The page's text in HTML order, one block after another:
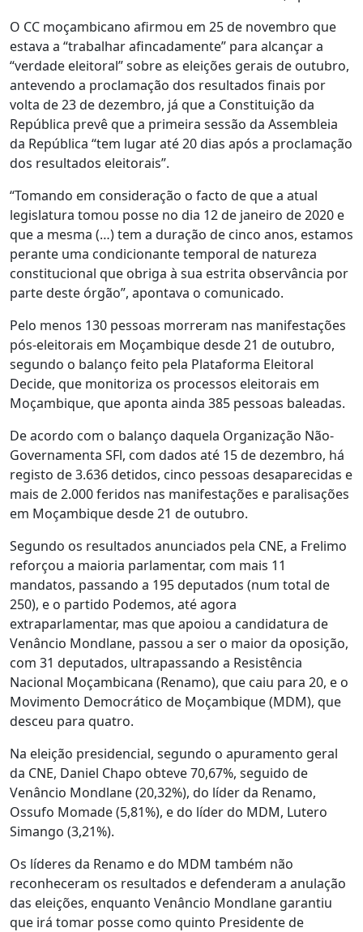
O CC moçambicano afirmou em 25 de novembro que
estava a “trabalhar afincadamente” para alcançar a
“verdade eleitoral” sobre as eleições gerais de outubro,
antevendo a proclamação dos resultados finais por
volta de 23 de dezembro, já que a Constituição da
República prevê que a primeira sessão da Assembleia
da República “tem lugar até 20 dias após a proclamação
dos resultados eleitorais”.
“Tomando em consideração o facto de que a atual
legislatura tomou posse no dia 12 de janeiro de 2020 e
que a mesma (…) tem a duração de cinco anos, estamos
perante uma condicionante temporal de natureza
constitucional que obriga à sua estrita observância por
parte deste órgão”, apontava o comunicado.
Pelo menos 130 pessoas morreram nas manifestações
pós-eleitorais em Moçambique desde 21 de outubro,
segundo o balanço feito pela Plataforma Eleitoral
Decide, que monitoriza os processos eleitorais em
Moçambique, que aponta ainda 385 pessoas baleadas.
De acordo com o balanço daquela Organização Não-
Governamenta SFl, com dados até 15 de dezembro, há
registo de 3.636 detidos, cinco pessoas desaparecidas e
mais de 2.000 feridos nas manifestações e paralisações
em Moçambique desde 21 de outubro.
Segundo os resultados anunciados pela CNE, a Frelimo
reforçou a maioria parlamentar, com mais 11
mandatos, passando a 195 deputados (num total de
250), e o partido Podemos, até agora
extraparlamentar, mas que apoiou a candidatura de
Venâncio Mondlane, passou a ser o maior da oposição,
com 31 deputados, ultrapassando a Resistência
Nacional Moçambicana (Renamo), que caiu para 20, e o
Movimento Democrático de Moçambique (MDM), que
desceu para quatro.
Na eleição presidencial, segundo o apuramento geral
da CNE, Daniel Chapo obteve 70,67%, seguido de
Venâncio Mondlane (20,32%), do líder da Renamo,
Ossufo Momade (5,81%), e do líder do MDM, Lutero
Simango (3,21%).
Os líderes da Renamo e do MDM também não
reconheceram os resultados e defenderam a anulação
das eleições, enquanto Venâncio Mondlane garantiu
que irá tomar posse como quinto Presidente de